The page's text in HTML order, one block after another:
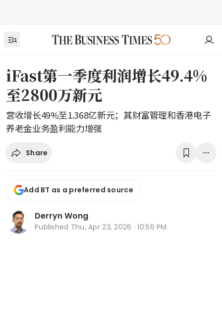
iFast第一季度利润增长49.4%
至2800万新元
营收增长49%至1.368亿新元；其财富管理和香港电子
养老金业务盈利能力增强
Share
Add BT as a preferred source
Derryn Wong
Published Thu, Apr 23, 2026 · 10:56 PM